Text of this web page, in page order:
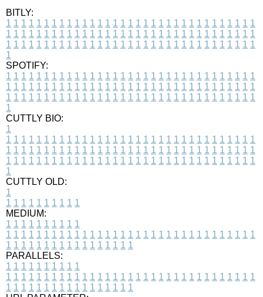
BITLY:
1 1 1 1 1 1 1 1 1 1 1 1 1 1 1 1 1 1 1 1 1 1 1 1 1 1 1 1 1 1 1 1 1
1 1 1 1 1 1 1 1 1 1 1 1 1 1 1 1 1 1 1 1 1 1 1 1 1 1 1 1 1 1 1 1 1
1 1 1 1 1 1 1 1 1 1 1 1 1 1 1 1 1 1 1 1 1 1 1 1 1 1 1 1 1 1 1 1 1
1
SPOTIFY:
1 1 1 1 1 1 1 1 1 1 1 1 1 1 1 1 1 1 1 1 1 1 1 1 1 1 1 1 1 1 1 1 1
1 1 1 1 1 1 1 1 1 1 1 1 1 1 1 1 1 1 1 1 1 1 1 1 1 1 1 1 1 1 1 1 1
1 1 1 1 1 1 1 1 1 1 1 1 1 1 1 1 1 1 1 1 1 1 1 1 1 1 1 1 1 1 1 1 1
1
CUTTLY BIO:
1
1 1 1 1 1 1 1 1 1 1 1 1 1 1 1 1 1 1 1 1 1 1 1 1 1 1 1 1 1 1 1 1 1
1 1 1 1 1 1 1 1 1 1 1 1 1 1 1 1 1 1 1 1 1 1 1 1 1 1 1 1 1 1 1 1 1
1 1 1 1 1 1 1 1 1 1 1 1 1 1 1 1 1 1 1 1 1 1 1 1 1 1 1 1 1 1 1 1 1
1
CUTTLY OLD:
1
1 1 1 1 1 1 1 1 1 1
MEDIUM:
1 1 1 1 1 1 1 1 1 1
1 1 1 1 1 1 1 1 1 1 1 1 1 1 1 1 1 1 1 1 1 1 1 1 1 1 1 1 1 1 1 1 1
1 1 1 1 1 1 1 1 1 1 1 1 1 1 1 1 1
PARALLELS:
1 1 1 1 1 1 1 1 1 1
1 1 1 1 1 1 1 1 1 1 1 1 1 1 1 1 1 1 1 1 1 1 1 1 1 1 1 1 1 1 1 1 1
1 1 1 1 1 1 1 1 1 1 1 1 1 1 1 1 1